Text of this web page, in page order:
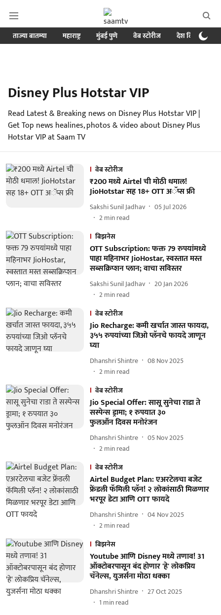
ताज्या बातम्या महाराष्ट्र मुंबई पुणे वेब स्टोरीज देश विदेश
Disney Plus Hotstar VIP
Read Latest & Breaking news on Disney Plus Hotstar VIP |
Get Top news healines, photos & video about Disney Plus
Hotstar VIP at Saam TV
वेब स्टोरीज
₹200 मध्ये Airtel ची मोठी धमाल!
JioHotstar सह 18+ OTT अॅप्स फ्री
Sakshi Sunil Jadhav
05 Jul 2026
2min read
बिझनेस
OTT Subscription: फक्त 79 रुपयांमध्ये
पाहा महिनाभर JioHostar, स्वस्तात मस्त
सब्सक्रिप्शन प्लान; वाचा सविस्तर
Sakshi Sunil Jadhav
20 Jan 2026
2min read
वेब स्टोरीज
Jio Recharge: कमी खर्चात जास्त फायदा,
३५५ रुपयांच्या जिओ प्लॅनचे फायदे जाणून
घ्या
Dhanshri Shintre
08 Nov 2025
2min read
वेब स्टोरीज
Jio Special Offer: सासू सुनेचा राडा ते
सस्पेन्स ड्रामा; १ रुपयात ३०
फुलऑन दिवस मनोरंजन
Dhanshri Shintre
05 Nov 2025
2min read
वेब स्टोरीज
Airtel Budget Plan: एअरटेलचा बजेट
फ्रेंडली फॅमिली प्लॅन! २ लोकांसाठी मिळणार
भरपूर डेटा आणि OTT फायदे
Dhanshri Shintre
04 Nov 2025
2min read
बिझनेस
Youtube आणि Disney मध्ये तणाव! 31
ऑक्टोबरपासून बंद होणार 'हे' लोकप्रिय
चॅनेल्स, युजर्सना मोठा धक्का
Dhanshri Shintre
27 Oct 2025
1 min read